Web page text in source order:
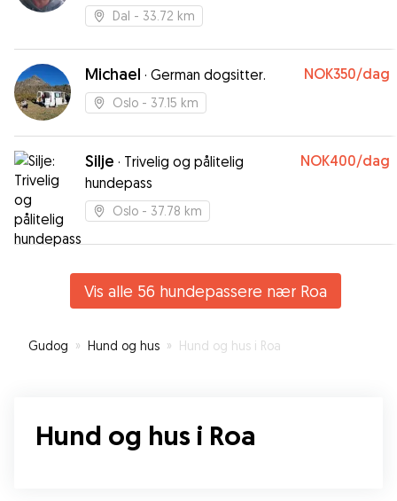
tur, trening osv..
Dal - 33.72 km
Michael · German dogsitter. NOK350/dag
Oslo - 37.15 km
Silje · Trivelig og pålitelig
hundepass
NOK400/dag
Oslo - 37.78 km
Vis alle 56 hundepassere nær Roa
Gudog » Hund og hus » Hund og hus i Roa
Hund og hus i Roa